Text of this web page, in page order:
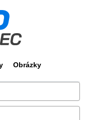
Obrázky